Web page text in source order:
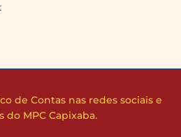
de Contas nas redes sociais e
do MPC Capixaba.